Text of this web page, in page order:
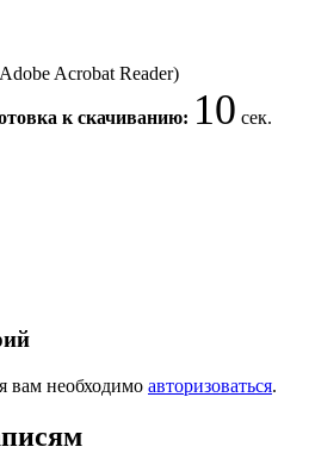
Acrobat Reader)
к скачиванию: 10 сек.
вам необходимо авторизоваться.